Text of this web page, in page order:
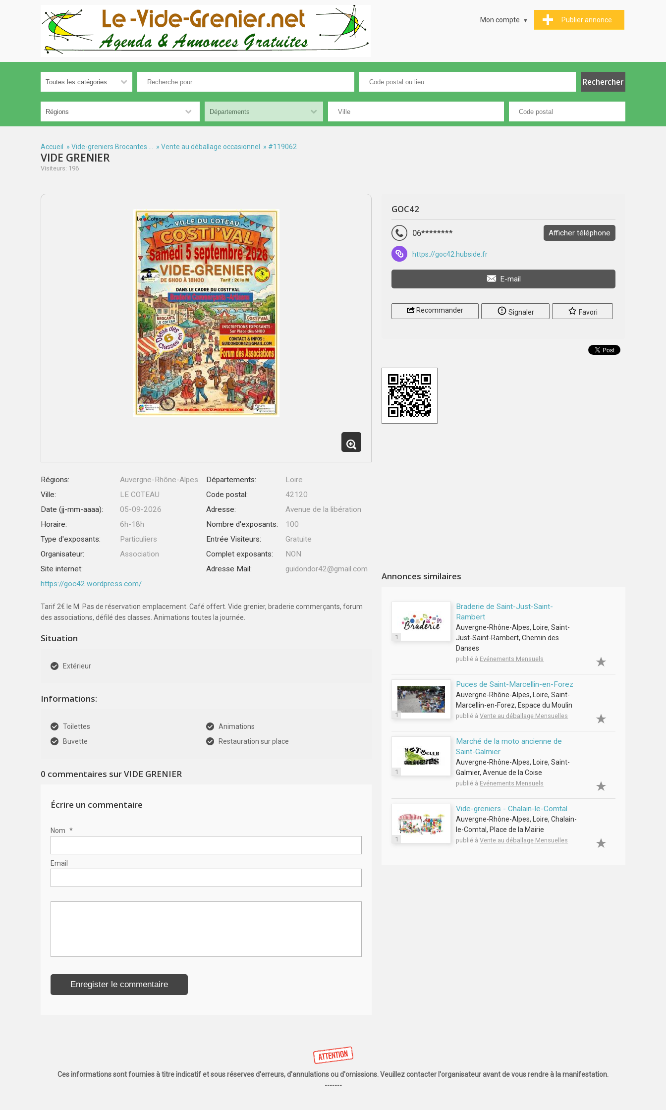
Publier annonce
Mon compte
Accueil » Vide-greniers Brocantes ... » Vente au déballage occasionnel » #119062
VIDE GRENIER
Visiteurs: 196
Régions: Auvergne-Rhône-Alpes Départements:
Loire
Ville:
LE COTEAU Code postal:
42120
Date (jj-mm-aaaa):
05-09-2026 Adresse:
Avenue de la libération
Horaire:
6h-18h Nombre d'exposants:
100
Type d'exposants:
Particuliers Entrée Visiteurs:
Gratuite
Organisateur:
Association Complet exposants:
NON
Site internet:
https://goc42.wordpress.com/
Adresse Mail: guidondor42@gmail.com
Tarif 2€ le M. Pas de réservation emplacement. Café offert. Vide grenier, braderie commerçants, forum
des associations, défilé des classes. Animations toutes la journée.
Situation
Extérieur
Informations:
Toilettes
Animations
Buvette
Restauration sur place
0 commentaires sur VIDE GRENIER
Écrire un commentaire
Nom *
Email
GOC42
06******** Afficher téléphone
https://goc42.hubside.fr
E-mail
Recommander Signaler Favori
Annonces similaires
1
Braderie de Saint-Just-Saint-
Rambert
Auvergne-Rhône-Alpes, Loire, Saint-
Just-Saint-Rambert, Chemin des
Danses
publié à Evénements Mensuels
1
Puces de Saint-Marcellin-en-Forez
Auvergne-Rhône-Alpes, Loire, Saint-
Marcellin-en-Forez, Espace du Moulin
publié àVente au déballage Mensuelles
1
Marché de la moto ancienne de
Saint-Galmier
Auvergne-Rhône-Alpes, Loire, Saint-
Galmier, Avenue de la Coise
publié à Evénements Mensuels
1
Vide-greniers - Chalain-le-Comtal
Auvergne-Rhône-Alpes, Loire, Chalain-
le-Comtal, Place de la Mairie
publié àVente au déballage Mensuelles
Ces informations sont fournies à titre indicatif et sous réserves d'erreurs, d'annulations ou d'omissions. Veuillez contacter l'organisateur avant de vous rendre à la manifestation.
-------